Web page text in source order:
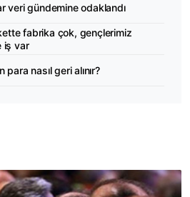
veri gündemine odaklandı
fabrika çok, gençlerimiz
iş var
para nasıl geri alınır?